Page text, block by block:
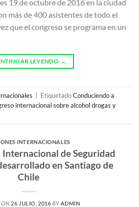
19 de octubre de 2016 en la ciudad
más de 400 asistentes de todo el
que el congreso se programa en un
LEYENDO →
EtiquetadoConduciendo a
internacional sobre alcohol drogas y
INTERNACIONALES
Internacional de Seguridad
en Santiago de
Chile
ON 26 JULIO, 2016 BYADMIN